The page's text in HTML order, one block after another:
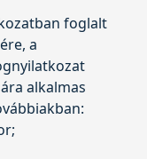
foglalt
a
alkalmas